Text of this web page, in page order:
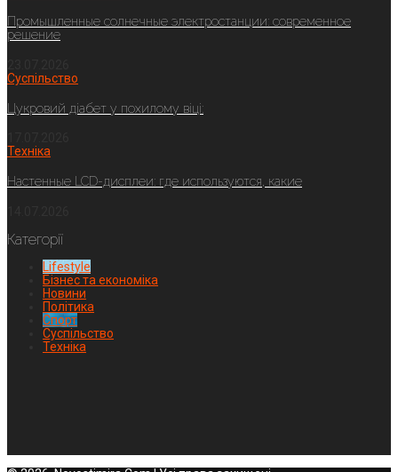
Промышленные солнечные электростанции: современное
решение
Суспільство
Цукровий діабет у похилому віці:
Техніка
Настенные LCD-дисплеи: где используются, какие
Категорії
Lifestyle
Бізнес та економіка
Новини
Політика
Спорт
Суспільство
Техніка